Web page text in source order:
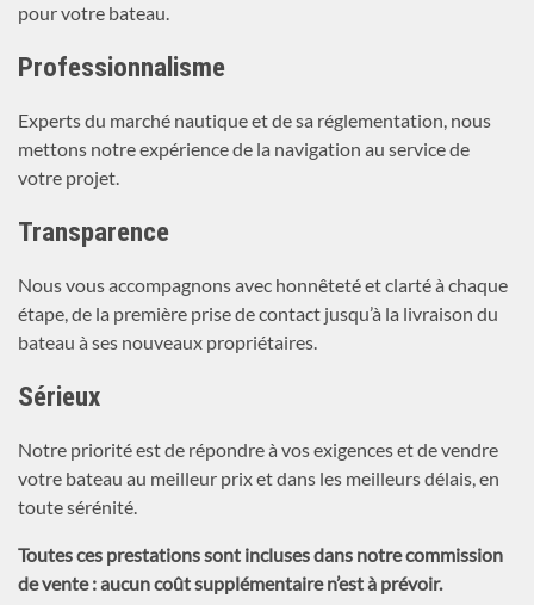
pour votre bateau.
Professionnalisme
Experts du marché nautique et de sa réglementation, nous
mettons notre expérience de la navigation au service de
votre projet.
Transparence
Nous vous accompagnons avec honnêteté et clarté à chaque
étape, de la première prise de contact jusqu’à la livraison du
bateau à ses nouveaux propriétaires.
Sérieux
Notre priorité est de répondre à vos exigences et de vendre
votre bateau au meilleur prix et dans les meilleurs délais, en
toute sérénité.
Toutes ces prestations sont incluses dans notre commission
de vente : aucun coût supplémentaire n’est à prévoir.